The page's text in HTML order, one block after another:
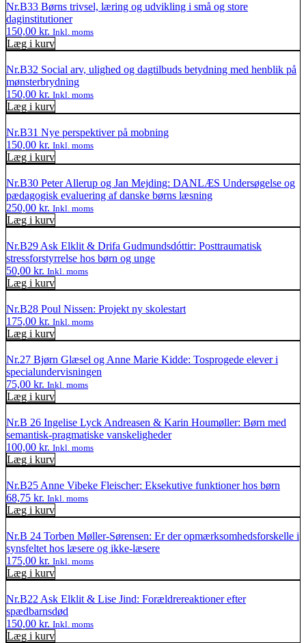
struktur
og
udviklling
antal
Nr.B33 Børns trivsel, læring og udvikling i små og store
daginstitutioner
150,00 kr. Inkl. moms
Læg i kurv
Nr.B32 Social arv, ulighed og dagtilbuds betydning med henblik på
mønsterbrydning
150,00 kr. Inkl. moms
Læg i kurv
Nr.B31 Nye perspektiver på mobning
150,00 kr. Inkl. moms
Læg i kurv
Nr.B30 Peter Allerup og Jan Mejding: DANLÆS Undersøgelse og
pædagogisk evaluering af danske børns læsning
250,00 kr. Inkl. moms
Læg i kurv
Nr.B29 Ask Elklit & Drifa Gudmundsdóttir: Posttraumatisk
stressforstyrrelse hos børn og unge
50,00 kr. Inkl. moms
Læg i kurv
Nr.B28 Poul Nissen: Projekt ny skolestart
175,00 kr. Inkl. moms
Læg i kurv
Nr.27 Bjørn Glæsel og Anne Marie Kidde: Tosprogede elever i
specialundervisningen
75,00 kr. Inkl. moms
Læg i kurv
Nr.B 26 Ingelise Lyck Andreasen & Karin Houmøller: Børn med
semantisk-pragmatiske vanskeligheder
100,00 kr. Inkl. moms
Læg i kurv
Nr.B25 Anne Vibeke Fleischer: Eksekutive funktioner hos børn
68,75 kr. Inkl. moms
Læg i kurv
Nr.B 24 Torben Møller-Sørensen: Er der opmærksomhedsforskelle i
synsfeltet hos læsere og ikke-læsere
175,00 kr. Inkl. moms
Læg i kurv
Nr.B22 Ask Elklit & Lise Jind: Forældrereaktioner efter
spædbarnsdød
150,00 kr. Inkl. moms
Læg i kurv